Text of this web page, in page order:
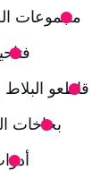
مجموعات
قاطعو البلاط
بخاخات